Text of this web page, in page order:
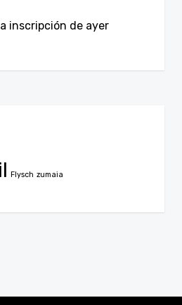
inscripción de ayer
Flysch zumaia